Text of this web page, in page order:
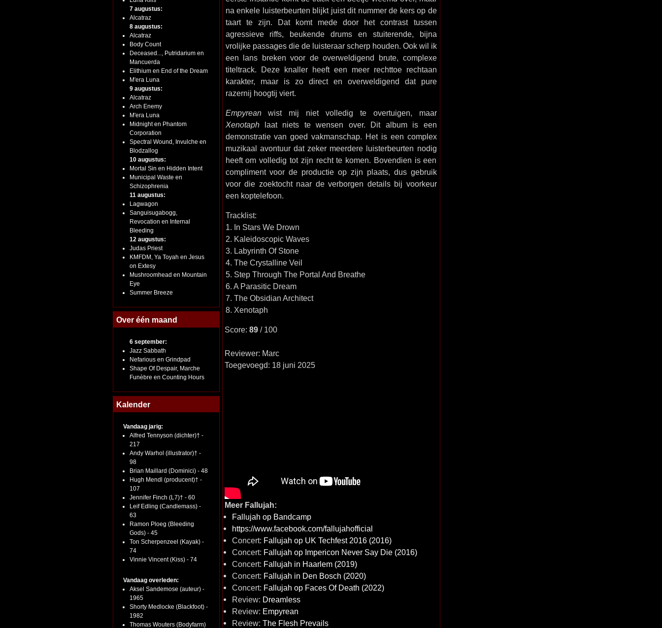
7 augustus:
Alcatraz
8 augustus:
Alcatraz
Body Count
Deceased..., Putridarium en
Mancuerda
Elithium en End of the Dream
M'era Luna
9 augustus:
Alcatraz
Arch Enemy
M'era Luna
Midnight en Phantom
Corporation
Spectral Wound, Invulche en
Blodzallog
10 augustus:
Mortal Sin en Hidden Intent
Municipal Waste en
Schizophrenia
11 augustus:
Lagwagon
Sanguisugabogg,
Revocation en Internal
Bleeding
12 augustus:
Judas Priest
KMFDM, Ya Toyah en Jesus
on Extesy
Mushroomhead en Mountain
Eye
Summer Breeze
Over één maand
6 september:
Jazz Sabbath
Nefarious en Grindpad
Shape Of Despair, Marche
Funèbre en Counting Hours
Kalender
Vandaag jarig:
Alfred Tennyson (dichter)† -
217
Andy Warhol (illustrator)† -
98
Brian Maillard (Dominici) - 48
Hugh Mendl (producent)† -
107
Jennifer Finch (L7)† - 60
Leif Edling (Candlemass) -
63
Ramon Ploeg (Bleeding
Gods) - 45
Ton Scherpenzeel (Kayak) -
74
Vinnie Vincent (Kiss) - 74
Vandaag overleden:
Aksel Sandemose (auteur) -
1965
Shorty Medlocke (Blackfoot) -
1982
Thomas Wouters (Bodyfarm)
na enkele luisterbeurten blijkt juist dit nummer de kers op de
taart te zijn. Dat komt mede door het contrast tussen
agressieve riffs, beukende drums en stuiterende, bijna
vrolijke passages die de luisteraar scherp houden. Ook wil ik
een lans breken voor de overweldigend brute, complexe
titeltrack. Deze knaller heeft een meer rechttoe rechtaan
karakter, maar is zo direct en overweldigend dat pure
razernij hoogtij viert.
Empyreanwist mij niet volledig te overtuigen, maar
Xenotaphlaat niets te wensen over. Dit album is een
demonstratie van goed vakmanschap. Het is een complex
muzikaal avontuur dat zeker meerdere luisterbeurten nodig
heeft om volledig tot zijn recht te komen. Bovendien is een
compliment voor de productie op zijn plaats, dus gebruik
voor die zoektocht naar de verborgen details bij voorkeur
een koptelefoon.
Tracklist:
1. In Stars We Drown
2. Kaleidoscopic Waves
3. Labyrinth Of Stone
4. The Crystalline Veil
5. Step Through The Portal And Breathe
6. A Parasitic Dream
7. The Obsidian Architect
8. Xenotaph
Score: 89/ 100
Reviewer: Marc
Toegevoegd: 18 juni 2025
Meer Fallujah:
Fallujah op Bandcamp
https://www.facebook.com/fallujahofficial
Concert: Fallujah op UK Techfest 2016 (2016)
Concert: Fallujah op Impericon Never Say Die (2016)
Concert: Fallujah in Haarlem (2019)
Concert: Fallujah in Den Bosch (2020)
Concert: Fallujah op Faces Of Death (2022)
Review: Dreamless
Review: Empyrean
Review: The Flesh Prevails